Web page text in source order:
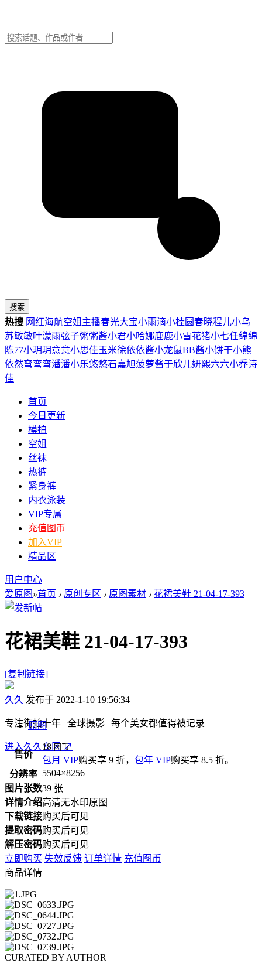
搜索
热搜 网红海航空姐 主播春光大宝小雨滴小桂圆春晓程儿小乌
苏敏敏叶濛雨弦子粥粥酱小君小哈娜鹿鹿小雪花猪小七任绵绵
陈77小玥玥意意小思佳玉米徐依依酱小龙鼠BB酱小饼干小熊
依然弯弯弯潘潘小乐悠悠石嘉旭菠萝酱于欣儿妍熙六六小乔诗
佳
首页
今日更新
模拍
空姐
丝袜
热裤
紧身裤
内衣泳装
VIP专属
充值图币
加入VIP
精品区
用户中心
爱原图 »首页 › 原创专区 › 原图素材 › 花裙美鞋 21-04-17-393
花裙美鞋 21-04-17-393
[复制链接]
久久 发布于 2022-1-10 19:56:34
专注街拍十年 | 全球摄影 | 每个美女都值得被记录
进入久久专区↗
原图
售价
18图币
包月 VIP购买享 9 折， 包年 VIP购买享 8.5 折。
分辨率 5504×8256
图片张数39 张
详情介绍高清无水印原图
下载链接购买后可见
提取密码购买后可见
解压密码购买后可见
立即购买 失效反馈 订单详情 充值图币
商品详情
CURATED BY AUTHOR